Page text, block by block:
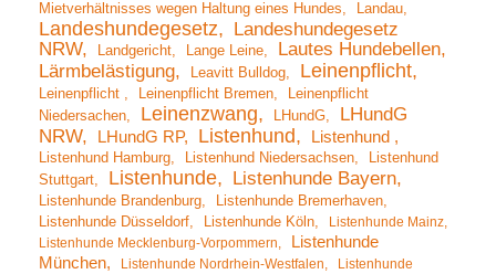
Mietverhältnisses wegen Haltung eines Hundes
Landau
Landeshundegesetz
Landeshundegesetz
NRW
Landgericht Lange Leine
Lautes Hundebellen
Lärmbelästigung
Leavitt Bulldog Leinenpflicht
Leinenpflicht Leinenpflicht Bremen
Leinenpflicht
Niedersachen
Leinenzwang LHundG
LHundG
NRW
LHundG RP Listenhund Listenhund
Listenhund Hamburg Listenhund Niedersachsen
Listenhund
Stuttgart
Listenhunde Listenhunde Bayern
Listenhunde Brandenburg
Listenhunde Bremerhaven
Listenhunde Düsseldorf
Listenhunde Köln
Listenhunde Mainz
Listenhunde Mecklenburg-Vorpommern
Listenhunde
München
Listenhunde Nordrhein-Westfalen
Listenhunde